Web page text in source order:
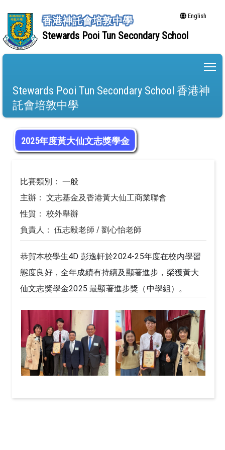
香港神託會培敦中學
Stewards Pooi Tun Secondary School
English
Stewards Pooi Tun Secondary School 香港神
託會培敦中學
2025年度黃大仙文志獎學金
比賽類別： 一般
主辦： 文志基金及香港黃大仙工商業聯會
性質： 校外舉辦
負責人： 伍志毅老師 / 劉心怡老師
恭賀本校學生4D 彭逸軒於2024-25年度在校內學習
態度良好，全年成績有持續及顯著進步，榮獲黃大
仙文志獎學金2025 最顯著進步獎（中學組）。